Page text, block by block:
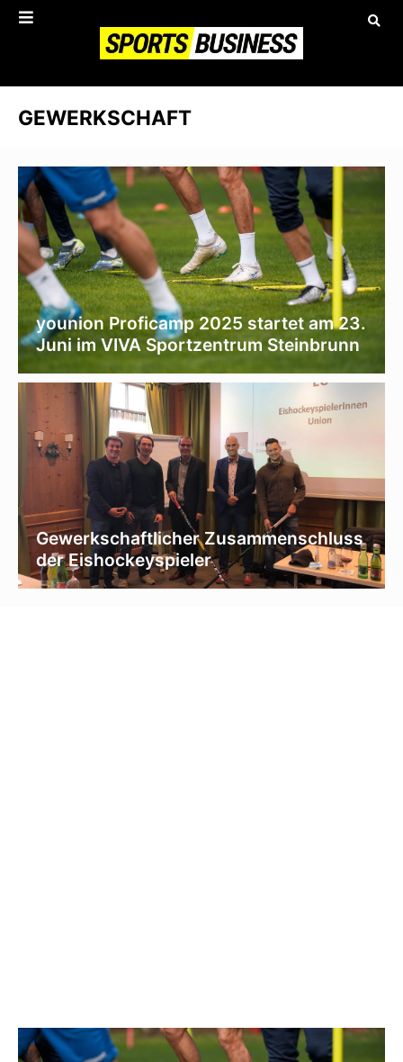
GEWERKSCHAFT
younion Proficamp 2025 startet am 23.
Juni im VIVA Sportzentrum Steinbrunn
Gewerkschaftlicher Zusammenschluss
der Eishockeyspieler